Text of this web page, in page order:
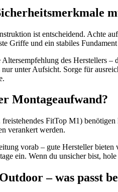
ist entscheidend. Achte
Griffe und ein stabiles
des Herstellers
unter Aufsicht. Sorge für
Montageaufwand?
FitTop M1)
verankert werden.
vorab – gute Hersteller
ein. Wenn du unsicher bist,
– was passt